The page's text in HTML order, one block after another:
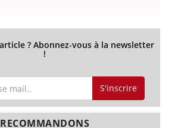
? Abonnez-vous à la newsletter
!
S'inscrire